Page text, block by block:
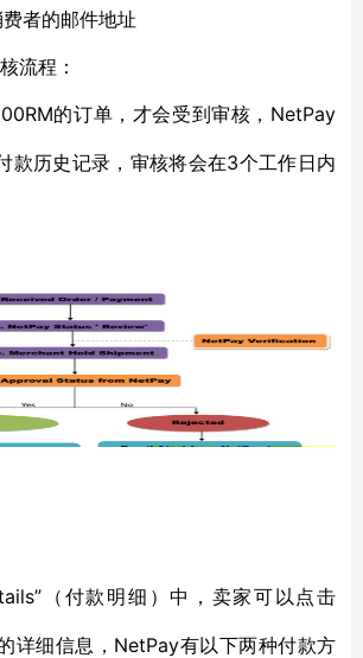
者的邮件地址
流程：
的订单，才会受到审核，NetPay
款历史记录，审核将会在3个工作日内
（付款明细）中，卖家可以点击
详细信息，NetPay有以下两种付款方